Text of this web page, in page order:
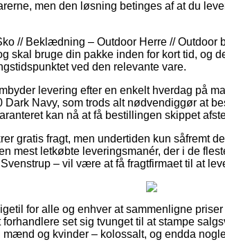
men den løsning betinges af at du
// Beklædning – Outdoor Herre //
skal bruge din pakke inden for kort tid, og
ved den relevante vare.
levering efter en enkelt hverdag på
Dark Navy, som trods alt nødvendiggør at
kan nå at få bestillingen skippet
gratis fragt, men undertiden kun såfremt
mest letkøbte leveringsmanér, der i de
– vil være at få fragtfirmaet til at
for alle og enhver at sammenligne
forhandlere set sig tvunget til at stampe
og kvinder – kolossalt, og endda